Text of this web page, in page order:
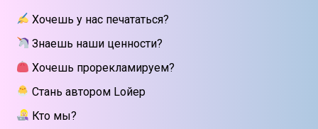
Хочешь у нас печататься?
Знаешь наши ценности?
Хочешь прорекламируем?
Стань автором Lойер
Кто мы?